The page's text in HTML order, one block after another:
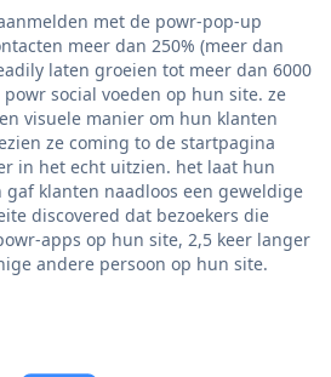
met de powr-pop-up
meer dan 250% (meer dan
laten groeien tot meer dan 6000
social voeden op hun site. ze
visuele manier om hun klanten
ze coming to de startpagina
in het echt uitzien. het laat hun
klanten naadloos een geweldige
discovered dat bezoekers die
apps op hun site, 2,5 keer langer
andere persoon op hun site.